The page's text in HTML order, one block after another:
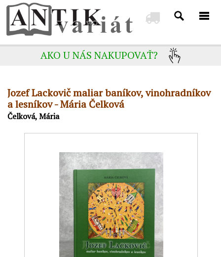
AKO U NÁS NAKUPOVAŤ?
Jozef Lackovič maliar baníkov, vinohradníkov
a lesníkov - Mária Čelková
Čelková, Mária